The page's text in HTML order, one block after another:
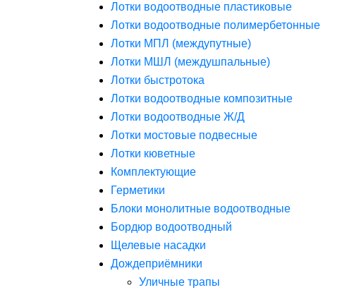
Лотки водоотводные пластиковые
Лотки водоотводные полимербетонные
Лотки МПЛ (междупутные)
Лотки МШЛ (междушпальные)
Лотки быстротока
Лотки водоотводные композитные
Лотки водоотводные Ж/Д
Лотки мостовые подвесные
Лотки кюветные
Комплектующие
Герметики
Блоки монолитные водоотводные
Бордюр водоотводный
Щелевые насадки
Дождеприёмники
Уличные трапы